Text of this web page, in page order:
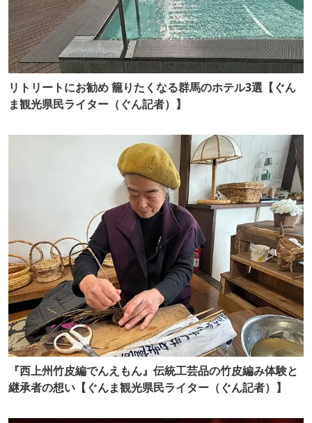
リトリートにお勧め 籠りたくなる群馬のホテル3選【ぐん
ま観光県民ライター（ぐん記者）】
『西上州竹皮編でんえもん』伝統工芸品の竹皮編み体験と
継承者の想い【ぐんま観光県民ライター（ぐん記者）】